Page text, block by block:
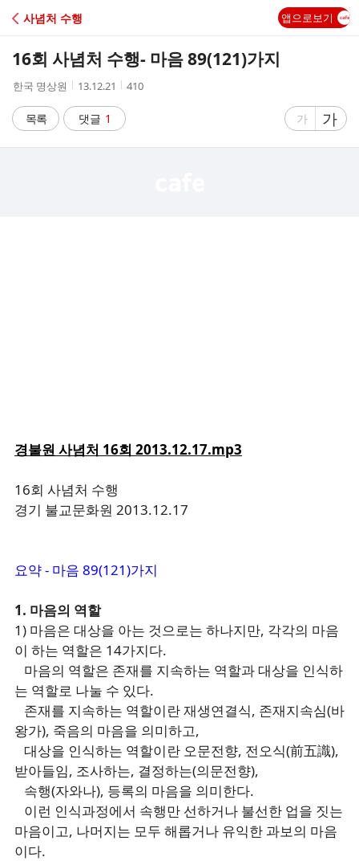
C
A
사념처 수행 앱으로보기
16회 사념처 수행- 마음 89(121)가지
작
자
한국 명상원
작
시
간
13.12.21
조
410
목록 댓글 1
글
가
글
자
가
경불원 사념처 16회 2013.12.17.mp3
16회 사념처 수행
경기 불교문화원 2013.12.17
요약- 마음 89(121)가지
1. 마음의 역할
1) 마음은 대상을 아는 것으로는 하나지만, 각각의 마음
이 하는 역할은 14가지다.
마음의 역할은 존재를 지속하는 역할과 대상을 인식하
는 역할로 나눌 수 있다.
존재를 지속하는 역할이란 재생연결식, 존재지속심(바
왕가), 죽음의 마음을 의미하고,
대상을 인식하는 역할이란 오문전향, 전오식(前五識),
받아들임, 조사하는, 결정하는(의문전향),
속행(자와나), 등록의 마음을 의미한다.
이런 인식과정에서 속행만 선하거나 불선한 업을 짓는
마음이고, 나머지는 모두 해롭거나 유익한 과보의 마음
이다.